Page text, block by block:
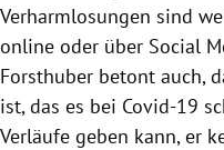
Verharmlosungen sind
online oder über Social
Forsthuber betont auch,
ist, das es bei Covid-19
Verläufe geben kann, er